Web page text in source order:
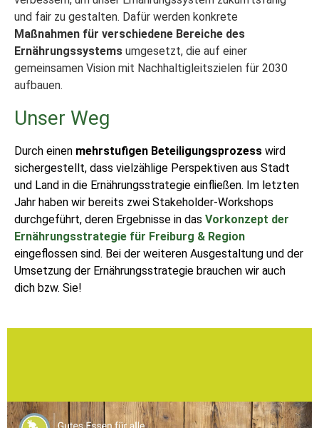
und fair zu gestalten. Dafür werden konkrete
Maßnahmen für verschiedene Bereiche des
Ernährungssystems umgesetzt, die auf einer
gemeinsamen Vision mit Nachhaltigleitszielen für 2030
aufbauen.
Unser Weg
Durch einen mehrstufigen Beteiligungsprozess wird
sichergestellt, dass vielzählige Perspektiven aus Stadt
und Land in die Ernährungsstrategie einfließen. Im letzten
Jahr haben wir bereits zwei Stakeholder-Workshops
durchgeführt, deren Ergebnisse in das Vorkonzept der
Ernährungsstrategie für Freiburg & Region
eingeflossen sind. Bei der weiteren Ausgestaltung und der
Umsetzung der Ernährungsstrategie brauchen wir auch
dich bzw. Sie!